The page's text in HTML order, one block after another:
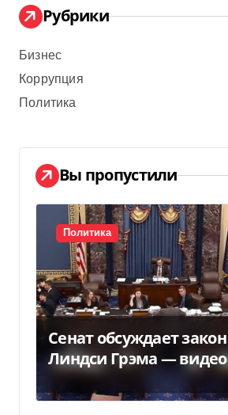
Рубрики
Бизнес
Коррупция
Политика
Вы пропустили
Политика
Сенат обсуждает закон
Линдси Грэма — видео